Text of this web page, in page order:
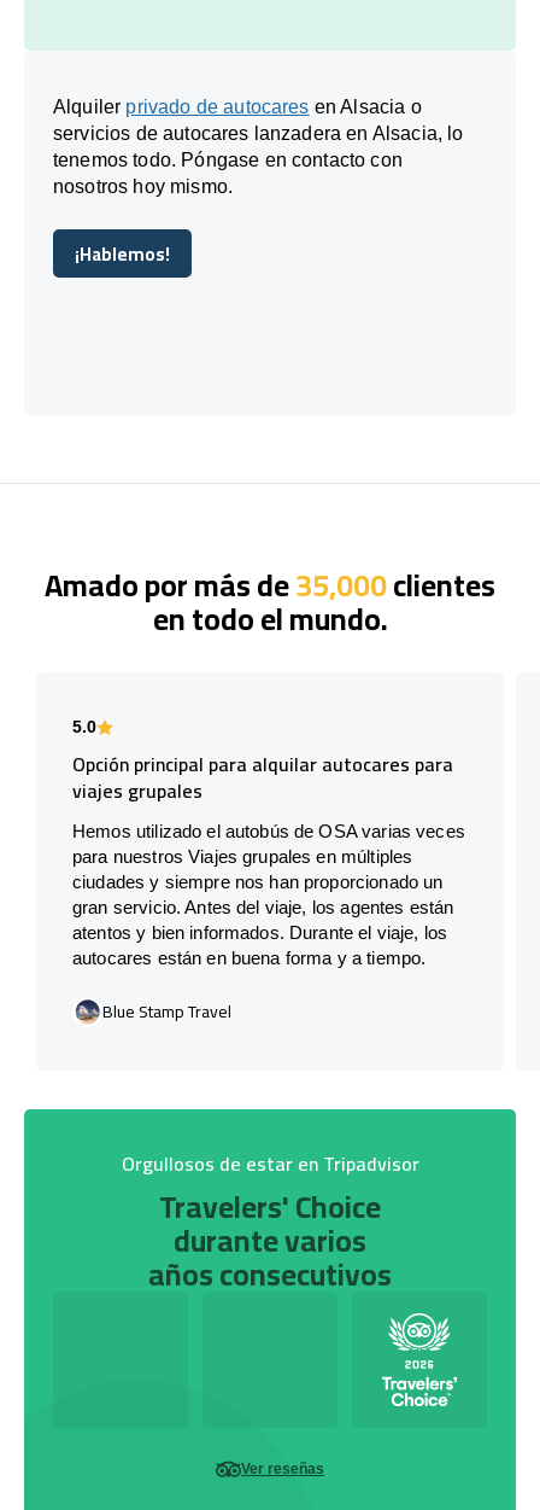
Alquiler privado de autocares en Alsacia o
servicios de autocares lanzadera en Alsacia, lo
tenemos todo. Póngase en contacto con
nosotros hoy mismo.
¡Hablemos!
¡Hablemos!
Amado por más de35,000clientes
en todo el mundo.
5.0
Opción principal para alquilar autocares para
viajes grupales
Hemos utilizado el autobús de OSA varias veces
para nuestros Viajes grupales en múltiples
ciudades y siempre nos han proporcionado un
gran servicio. Antes del viaje, los agentes están
atentos y bien informados. Durante el viaje, los
autocares están en buena forma y a tiempo.
Blue Stamp Travel
Orgullosos de estar en Tripadvisor
Travelers' Choice
durante varios
años consecutivos
Ver reseñas